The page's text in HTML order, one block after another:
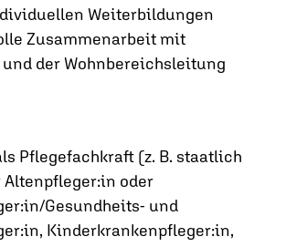
Weiterbildungen
Zusammenarbeit mit
der Wohnbereichsleitung
Pflegefachkraft (z. B. staatlich
Altenpfleger:in oder
Gesundheits- und
Kinderkrankenpfleger:in,